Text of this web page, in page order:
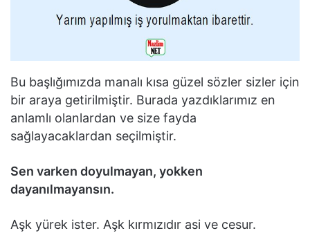
Bu başlığımızda manalı kısa güzel sözler sizler için
bir araya getirilmiştir. Burada yazdıklarımız en
anlamlı olanlardan ve size fayda
sağlayacaklardan seçilmiştir.
Sen varken doyulmayan, yokken
dayanılmayansın.
Aşk yürek ister. Aşk kırmızıdır asi ve cesur.